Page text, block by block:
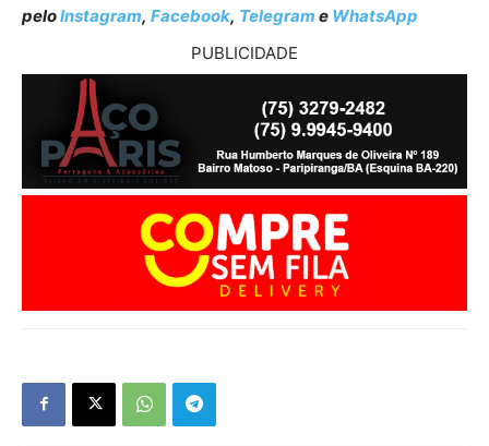
peloInstagram, Facebook, Telegram e WhatsApp
PUBLICIDADE